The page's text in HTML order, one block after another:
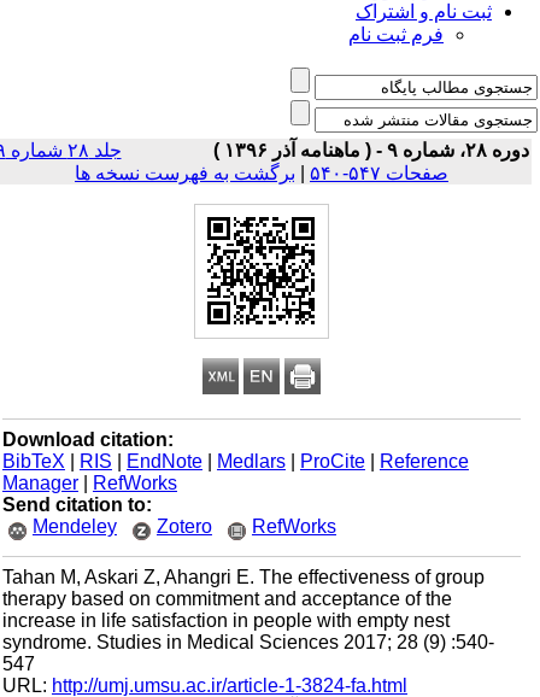
ثبت نام و اشتراک
فرم ثبت نام
شماره ۹ - ( ماهنامه آذر ۱۳۹۶ )
جلد ۲۸ شماره ۹
صفحات ۵۴۷-۵۴۰
| برگشت به فهرست نسخه ها
Download citation:
BibTeX
| RIS |EndNote |Medlars |ProCite |Reference
Manager
|RefWorks
Send citation to:
Mendeley
Zotero RefWorks
Tahan M, Askari Z, Ahangri E. The effectiveness of group
therapy based on commitment and acceptance of the
increase in life satisfaction in people with empty nest
syndrome. Studies in Medical Sciences 2017; 28 (9) :540-
547
URL:http://umj.umsu.ac.ir/article-1-3824-fa.html